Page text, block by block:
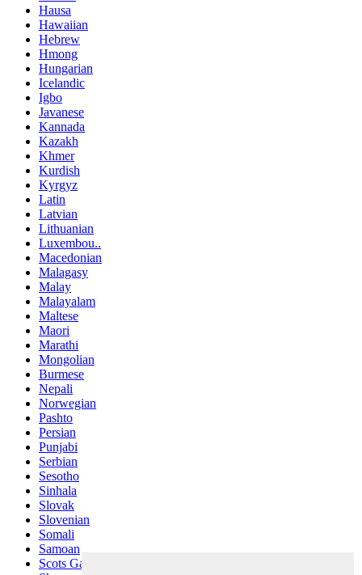
Hausa
Hawaiian
Hebrew
Hmong
Hungarian
Icelandic
Igbo
Javanese
Kannada
Kazakh
Khmer
Kurdish
Kyrgyz
Latin
Latvian
Lithuanian
Luxembou..
Macedonian
Malagasy
Malay
Malayalam
Maltese
Maori
Marathi
Mongolian
Burmese
Nepali
Norwegian
Pashto
Persian
Punjabi
Serbian
Sesotho
Sinhala
Slovak
Slovenian
Somali
Samoan
Scots Gaelic